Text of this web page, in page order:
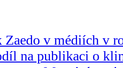
Zaedo v médiích v
na publikaci o